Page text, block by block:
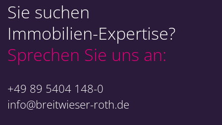
Sie suchen
Immobilien-Expertise?
Sprechen Sie uns an:
+49 89 5404 148-0
info@breitwieser-roth.de